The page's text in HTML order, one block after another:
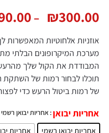
₪
–
₪390.00
אלחוטיות המאפשרות לך
המיקרופונים הבלתי
את הקול שלך מהרעש
לבחור רמות של השתקת רעשי
ביטול הרעש כדי לפצות על
יבואן : אחריות יבואן רשמי
יבואן רשמי אחריות יבואן